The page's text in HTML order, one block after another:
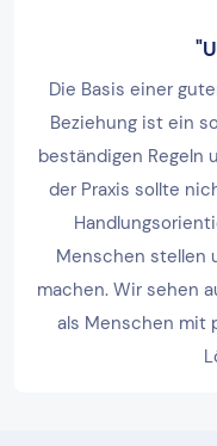
Die Basis einer
Beziehung ist ein
beständigen Regeln
der Praxis sollte
Menschen stellen
machen. Wir sehen
als Menschen mit